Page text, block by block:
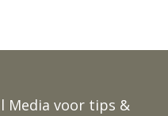
Media voor tips &